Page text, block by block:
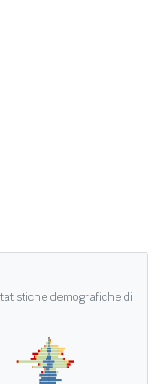
demografiche di